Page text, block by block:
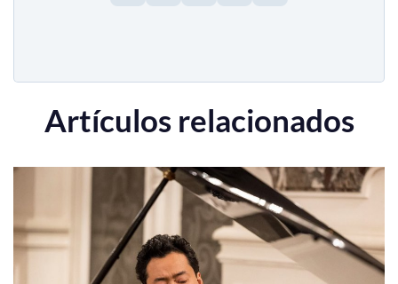
Artículos relacionados